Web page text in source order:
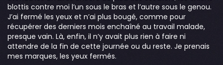
blottis contre moi l’un sous le bras et l’autre sous le genou.
J’ai fermé les yeux et n’ai plus bougé, comme pour
récupérer des derniers mois enchaîné au travail malade,
presque vain. Là, enfin, il n’y avait plus rien à faire ni
attendre de la fin de cette journée ou du reste. Je prenais
mes marques, les yeux fermés.